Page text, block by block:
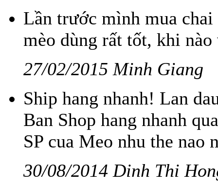
Lần trước mình mua
mèo dùng rất tốt, khi
27/02/2015 Minh Giang
Ship hang nhanh! Lan
Ban Shop hang nhanh
SP cua Meo nhu the nao
30/08/2014 Dinh Thi